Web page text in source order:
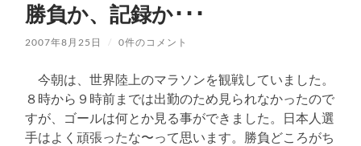
勝負か、記録か･･･
2007年8月25日 / 0件のコメント
今朝は、世界陸上のマラソンを観戦していました。
８時から９時前までは出勤のため見られなかったので
すが、ゴールは何とか見る事ができました。日本人選
手はよく頑張ったな〜って思います。勝負どころがち